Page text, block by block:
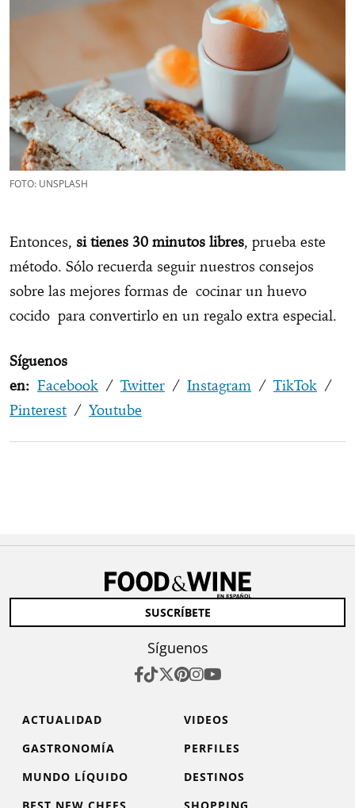
FOTO: UNSPLASH
Entonces, si tienes 30 minutos libres, prueba este
método. Sólo recuerda seguir nuestros consejos
sobre las mejores formas de cocinar un huevo
cocido para convertirlo en un regalo extra especial.
Síguenos
en: Facebook / Twitter / Instagram / TikTok /
Pinterest / Youtube
SUSCRÍBETE
Síguenos
ACTUALIDAD
VIDEOS
GASTRONOMÍA
PERFILES
MUNDO LÍQUIDO
DESTINOS